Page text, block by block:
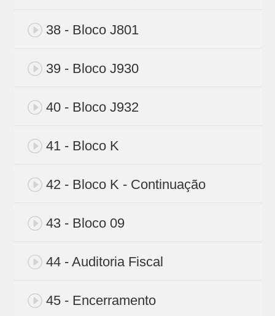
38 - Bloco J801
39 - Bloco J930
40 - Bloco J932
41 - Bloco K
42 - Bloco K - Continuação
43 - Bloco 09
44 - Auditoria Fiscal
45 - Encerramento